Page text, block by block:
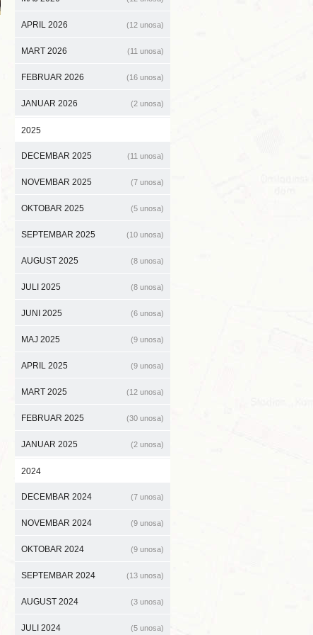
APRIL 2026 (12 unosa)
MART 2026 (11 unosa)
FEBRUAR 2026 (16 unosa)
JANUAR 2026 (2 unosa)
2025
DECEMBAR 2025 (11 unosa)
NOVEMBAR 2025 (7 unosa)
OKTOBAR 2025 (5 unosa)
SEPTEMBAR 2025 (10 unosa)
AUGUST 2025 (8 unosa)
JULI 2025 (8 unosa)
JUNI 2025 (6 unosa)
MAJ 2025 (9 unosa)
APRIL 2025 (9 unosa)
MART 2025 (12 unosa)
FEBRUAR 2025 (30 unosa)
JANUAR 2025 (2 unosa)
2024
DECEMBAR 2024 (7 unosa)
NOVEMBAR 2024 (9 unosa)
OKTOBAR 2024 (9 unosa)
SEPTEMBAR 2024 (13 unosa)
AUGUST 2024 (3 unosa)
JULI 2024 (5 unosa)